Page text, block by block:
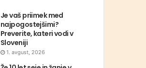
Je vaš priimek med
najpogostejšimi?
Preverite, kateri vodi v
Sloveniji
1. avgust, 2026